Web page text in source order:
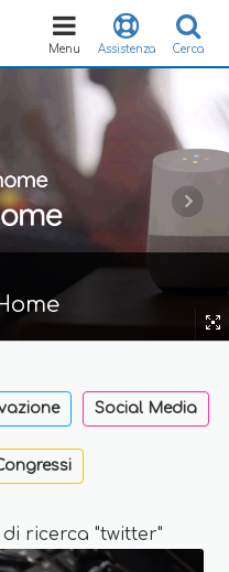
Cerca
Assistenza
Toggle
navigation
Menu
Social Media
ricerca "twitter"